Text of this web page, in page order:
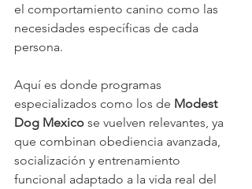
el comportamiento canino como las
necesidades específicas de cada
persona.
Aquí es donde programas
especializados como los de Modest
Dog Mexico se vuelven relevantes, ya
que combinan obediencia avanzada,
socialización y entrenamiento
funcional adaptado a la vida real del